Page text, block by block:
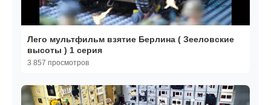
Лего мультфильм взятие Берлина ( Зееловские
высоты ) 1 серия
3 857 просмотров